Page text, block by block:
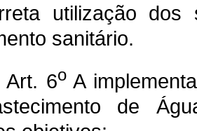
utilização dos
sanitário.
Art. 6oA
de